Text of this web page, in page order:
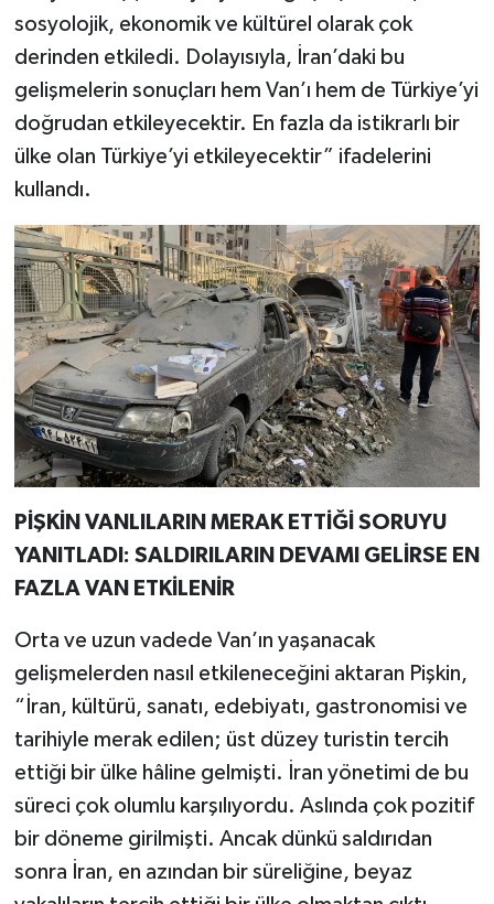
sosyolojik, ekonomik ve kültürel olarak çok
derinden etkiledi. Dolayısıyla, İran’daki bu
gelişmelerin sonuçları hem Van’ı hem de Türkiye’yi
doğrudan etkileyecektir. En fazla da istikrarlı bir
ülke olan Türkiye’yi etkileyecektir” ifadelerini
kullandı.
PİŞKİN VANLILARIN MERAK ETTİĞİ SORUYU
YANITLADI: SALDIRILARIN DEVAMI GELİRSE EN
FAZLA VAN ETKİLENİR
Orta ve uzun vadede Van’ın yaşanacak
gelişmelerden nasıl etkileneceğini aktaran Pişkin,
“İran, kültürü, sanatı, edebiyatı, gastronomisi ve
tarihiyle merak edilen; üst düzey turistin tercih
ettiği bir ülke hâline gelmişti. İran yönetimi de bu
süreci çok olumlu karşılıyordu. Aslında çok pozitif
bir döneme girilmişti. Ancak dünkü saldırıdan
sonra İran, en azından bir süreliğine, beyaz